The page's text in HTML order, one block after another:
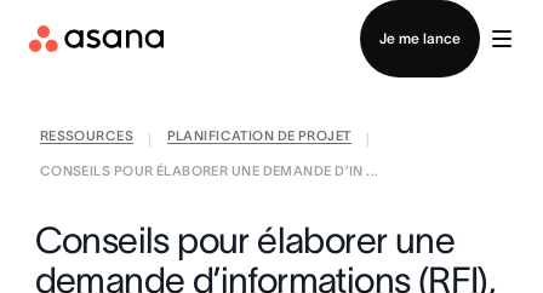
Je me lance
Contacter le service commercial
RESSOURCES PLANIFICATION DE PROJET
CONSEILS POUR ÉLABORER UNE DEMANDE D’IN ...
Conseils pour élaborer une
demande d’informations (RFI),